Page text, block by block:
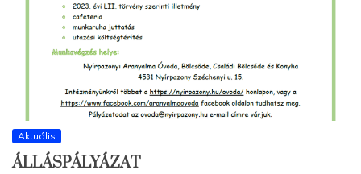
Aktuális
ÁLLÁSPÁLYÁZAT